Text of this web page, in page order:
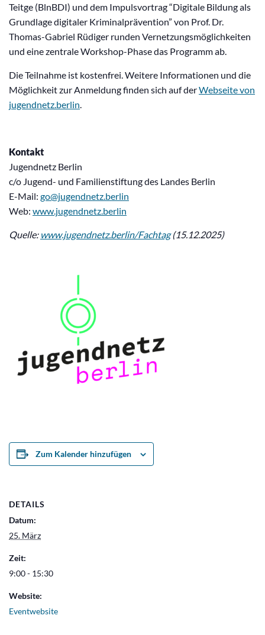
Teitge (BlnBDI) und dem Impulsvortrag “Digitale Bildung als
Grundlage digitaler Kriminalprävention” von Prof. Dr.
Thomas-Gabriel Rüdiger runden Vernetzungsmöglichkeiten
und eine zentrale Workshop-Phase das Programm ab.
Die Teilnahme ist kostenfrei. Weitere Informationen und die
Möglichkeit zur Anmeldung finden sich auf derWebseite von
jugendnetz.berlin.
Kontakt
Jugendnetz Berlin
c/o Jugend- und Familienstiftung des Landes Berlin
E-Mail: go@jugendnetz.berlin
Web: www.jugendnetz.berlin
Quelle: www.jugendnetz.berlin/Fachtag(15.12.2025)
Zum Kalender hinzufügen
DETAILS
Datum:
25. März
Zeit:
9:00 - 15:30
Website:
Eventwebsite